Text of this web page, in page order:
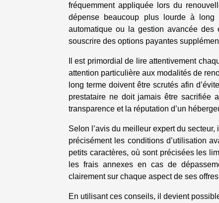
fréquemment appliquée lors du
dépense beaucoup plus lourde à long
automatique ou la gestion avancée des
souscrire des options payantes
Il est primordial de lire attentivement
attention particulière aux modalités de
long terme doivent être scrutés afin
prestataire ne doit jamais être sacrifiée
transparence et la réputation d’un
Selon l’avis du meilleur expert du
précisément les conditions d’utilisation
petits caractères, où sont précisées les
les frais annexes en cas de
clairement sur chaque aspect de ses
En utilisant ces conseils, il devient